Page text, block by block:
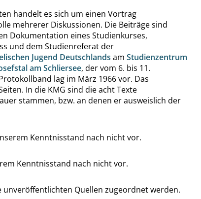
handelt es sich um einen Vortrag
mehrerer Diskussionen. Die Beiträge sind
Dokumentation eines Studienkurses,
und dem Studienreferat der
Jugend Deutschlands am Studienzentrum
am Schliersee, der vom 6. bis 11.
lag im März 1966 vor. Das
In die KMG sind die acht Texte
stammen, bzw. an denen er ausweislich der
Kenntnisstand nach nicht vor.
Kenntnisstand nach nicht vor.
unveröffentlichten Quellen zugeordnet werden.